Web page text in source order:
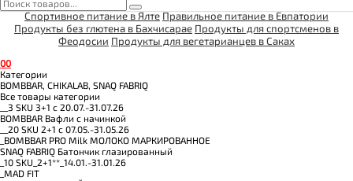
Спортивное питание в ЯлтеПравильное питание в Евпатории
Продукты без глютена в Бахчисарае Продукты для спортсменов в
Феодосии Продукты для вегетарианцев в Саках
00
Категории
BOMBBAR, CHIKALAB, SNAQ FABRIQ
Все товары категории
__3 SKU 3+1 с 20.07.-31.07.26
BOMBBAR Вафли с начинкой
__20 SKU 2+1 с 07.05.-31.05.26
_BOMBBAR PRO Milk МОЛОКО МАРКИРОВАННОЕ
SNAQ FABRIQ Батончик глазированный
_10 SKU_2+1**_14.01.-31.01.26
_MAD FIT